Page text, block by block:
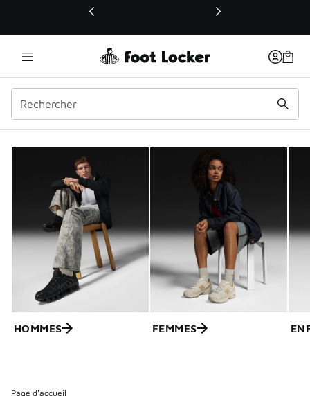
Ce lien ouvrira une nouvelle fenêtre
HOMMES FEMMES
Page d'accueil